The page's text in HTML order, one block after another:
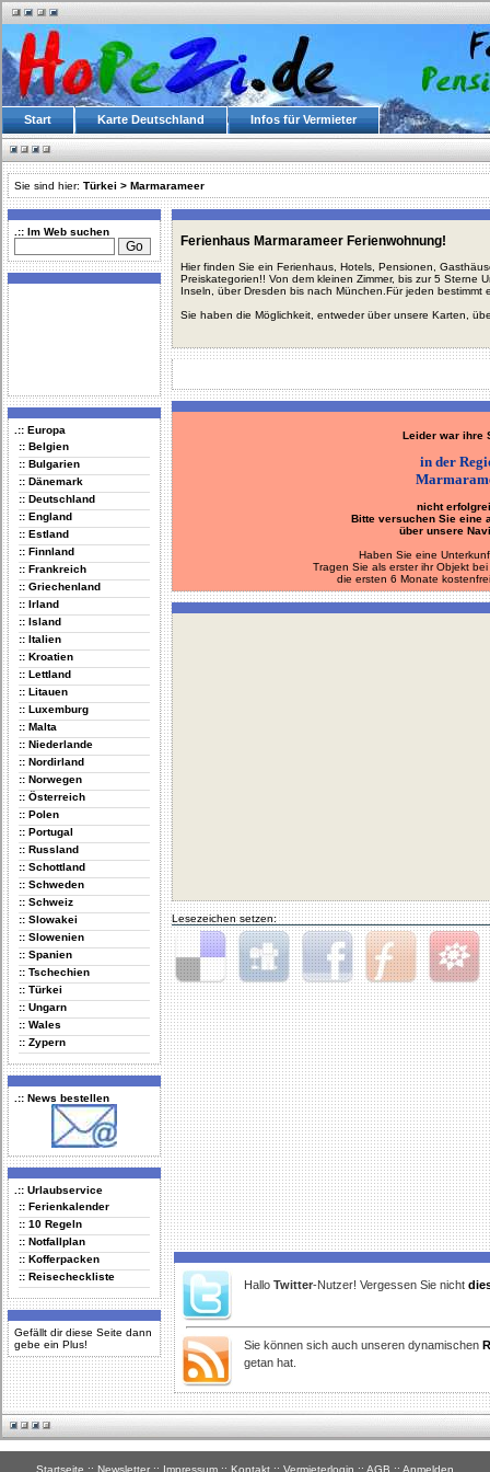
Start Karte Deutschland Infos für Vermieter
Sie sind hier: Türkei > Marmarameer
.:: Im Web suchen
.:: Europa
:: Belgien
:: Bulgarien
:: Dänemark
:: Deutschland
:: England
:: Estland
:: Finnland
:: Frankreich
:: Griechenland
:: Irland
:: Island
:: Italien
:: Kroatien
:: Lettland
:: Litauen
:: Luxemburg
:: Malta
:: Niederlande
:: Nordirland
:: Norwegen
:: Österreich
:: Polen
:: Portugal
:: Russland
:: Schottland
:: Schweden
:: Schweiz
:: Slowakei
:: Slowenien
:: Spanien
:: Tschechien
:: Türkei
:: Ungarn
:: Wales
:: Zypern
.:: News bestellen
.:: Urlaubservice
:: Ferienkalender
:: 10 Regeln
:: Notfallplan
:: Kofferpacken
:: Reisecheckliste
Gefällt dir diese Seite dann
gebe ein Plus!
Ferienhaus Marmarameer Ferienwohnung!
Hier finden Sie ein Ferienhaus, Hotels, Pensionen,
Preiskategorien!! Von dem kleinen Zimmer, bis zur 5 Sterne
Inseln, über Dresden bis nach München.Für jeden bestimmt
Sie haben die Möglichkeit, entweder über unsere Karten,
Leider war ihre
in der
nicht
Bitte versuchen Sie eine
über unsere
Haben Sie eine
Tragen Sie als erster ihr Objekt
die ersten 6 Monate
Lesezeichen setzen:
Delicious Digg Facebook Furl StudiVZ
Hallo Twitter-Nutzer! Vergessen Sie nicht
Sie können sich auch unseren dynamischen
getan hat.
Startseite :: Newsletter :: Impressum :: Kontakt :: Vermieterlogin :: AGB :: Anmelden